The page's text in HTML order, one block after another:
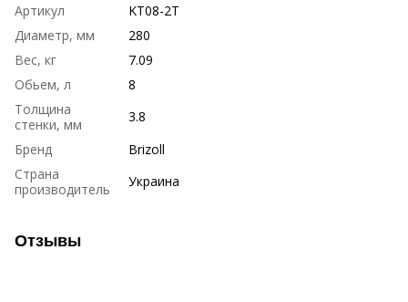
Артикул
KT08-2T
Диаметр, мм
280
Вес, кг
7.09
Обьем, л
8
Толщина
стенки, мм
3.8
Бренд
Brizoll
Страна
производитель
Украина
Отзывы